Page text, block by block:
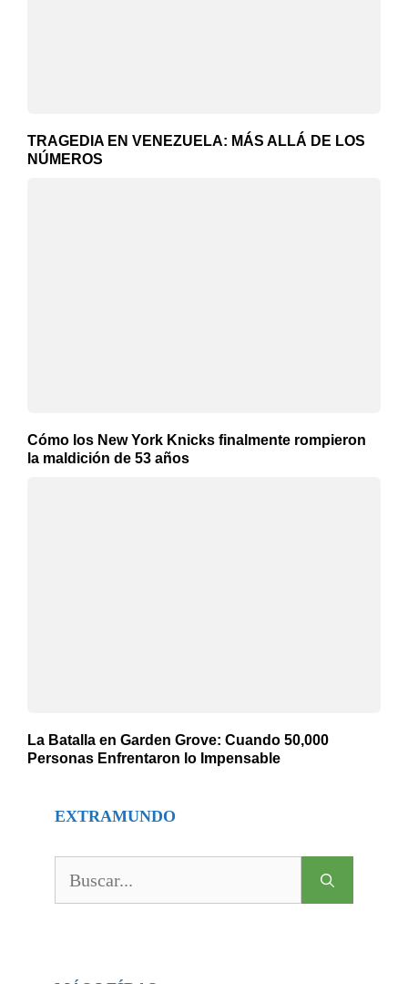
TRAGEDIA EN VENEZUELA: MÁS ALLÁ DE LOS
NÚMEROS
Cómo los New York Knicks finalmente rompieron
la maldición de 53 años
La Batalla en Garden Grove: Cuando 50,000
Personas Enfrentaron lo Impensable
EXTRAMUNDO